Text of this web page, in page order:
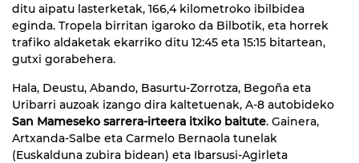
ditu aipatu lasterketak, 166,4 kilometroko ibilbidea
eginda. Tropela birritan igaroko da Bilbotik, eta horrek
trafiko aldaketak ekarriko ditu 12:45 eta 15:15 bitartean,
gutxi gorabehera.
Hala, Deustu, Abando, Basurtu-Zorrotza, Begoña eta
Uribarri auzoak izango dira kaltetuenak, A-8 autobideko
San Mameseko sarrera-irteera itxiko baitute. Gainera,
Artxanda-Salbe eta Carmelo Bernaola tunelak
(Euskalduna zubira bidean) eta Ibarsusi-Agirleta